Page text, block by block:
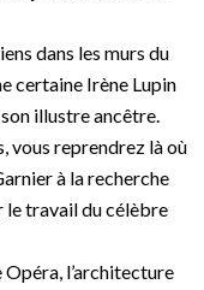
dans les murs du
certaine Irène Lupin
illustre ancêtre.
vous reprendrez là où
à la recherche
le travail du célèbre
l’architecture